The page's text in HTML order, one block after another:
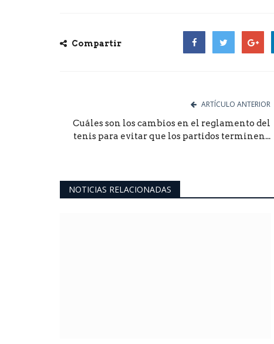
Compartir
ARTÍCULO ANTERIOR
Cuáles son los cambios en el reglamento del
tenis para evitar que los partidos terminen...
NOTICIAS RELACIONADAS